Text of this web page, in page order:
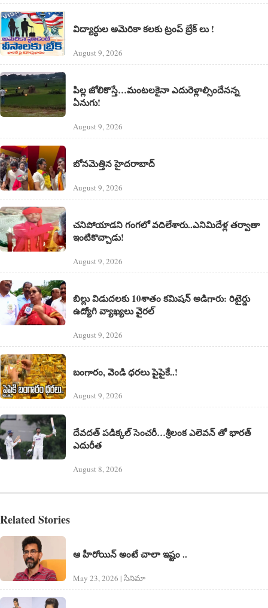
విద్యార్ధుల అమెరికా కలకు ట్రంప్ బ్రేక్ లు !
August 9, 2026
పిల్ల జోలికొస్తే…మంటలకైనా ఎదురెళ్లాల్సిందేనన్న
ఏనుగు!
August 9, 2026
బోనమెత్తిన హైదరాబాద్
August 9, 2026
చనిపోయాడని గంగలో వదిలేశారు..ఎనిమిదేళ్ల తర్వాతా
ఇంటికొచ్చాడు!
August 9, 2026
బిల్లు విడుదలకు 10శాతం కమిషన్ అడిగారు: రిటైర్డు
ఉద్యోగి వ్యాఖ్యలు వైరల్
August 9, 2026
బంగారం, వెండి ధరలు పైపైకే..!
August 9, 2026
దేవదత్ పడిక్కల్‌ సెంచరీ…శ్రీలంక ఎలెవన్ తో భారత్
ఎదురీత
August 8, 2026
Related Stories
ఆ హీరోయిన్ అంటే చాలా ఇష్టం ..
May 23, 2026 | సినిమా